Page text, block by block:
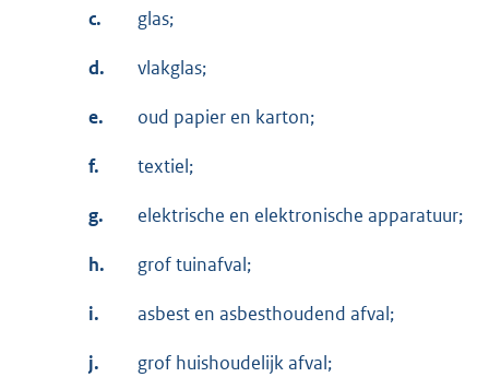
c. glas;
d. vlakglas;
e. oud papier en karton;
f. textiel;
g. elektrische en elektronische apparatuur;
h. grof tuinafval;
i. asbest en asbesthoudend afval;
j. grof huishoudelijk afval;